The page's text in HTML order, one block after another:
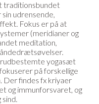
traditionsbundet
udrensende,
Fokus er på at
(meridianer og
meditation,
åndedrætsøvelser.
yogasæt
på forskellige
Der findes fx kriyaer
og immunforsvaret, og